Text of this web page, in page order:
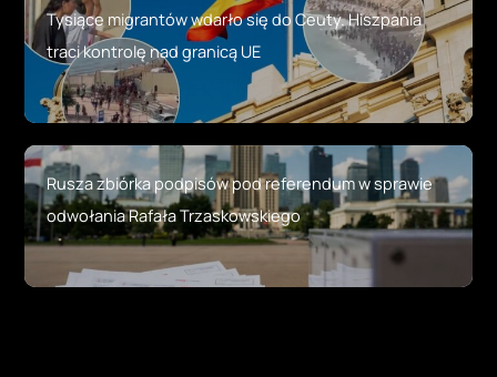
Tysiące migrantów wdarło się do Ceuty. Hiszpania
traci kontrolę nad granicą UE
Rusza zbiórka podpisów pod referendum w sprawie
odwołania Rafała Trzaskowskiego